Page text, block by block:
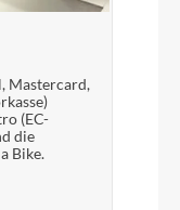
Mastercard,
(EC-
die
Bike.